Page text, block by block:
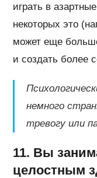
играть в
некоторых это
может еще
и создать более
немного
тревогу или
11. Вы
целостным